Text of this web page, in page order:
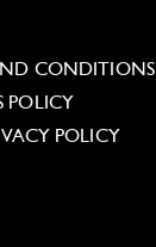
CONDITIONS
POLICY
POLICY